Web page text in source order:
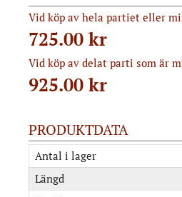
Vid köp av hela partiet eller
725.00 kr
Vid köp av delat parti som är
925.00 kr
PRODUKTDATA
Antal i lager
Längd